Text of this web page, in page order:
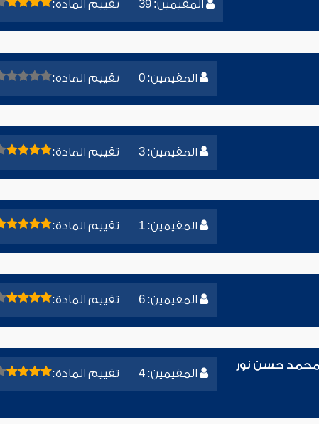
المقيمين: 39 تقييم المادة:
المقيمين: 0 تقييم المادة:
المقيمين: 3 تقييم المادة:
المقيمين: 1 تقييم المادة:
المقيمين: 6 تقييم المادة:
المقيمين: 4 تقييم المادة:
محمد حسن نور